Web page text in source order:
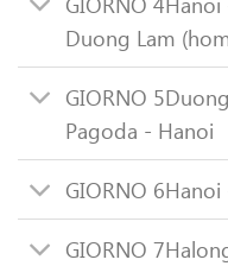
Duong Lam
GIORNO 5
Pagoda - Hanoi
GIORNO 6Hanoi
GIORNO 7